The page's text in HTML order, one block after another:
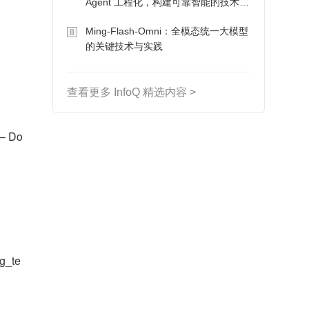
Do
8
Ming-Flash-Omni：全模态统一大模型
的关键技术与实践
查看更多 InfoQ 精选内容 >